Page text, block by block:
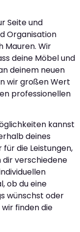
Seite und
Organisation
Mauren. Wir
deine Möbel und
deinem neuen
wir großen Wert
professionellen
kannst
deines
für die Leistungen,
dir verschiedene
ob du eine
wünschst oder
finden die